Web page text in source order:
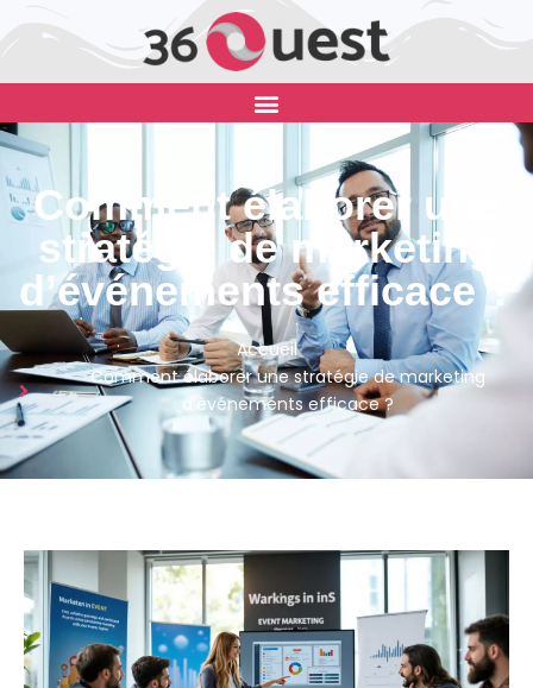
Comment élaborer une
stratégie de marketing
d’événements efficace ?
Accueil
Comment élaborer une stratégie de marketing
d’événements efficace ?